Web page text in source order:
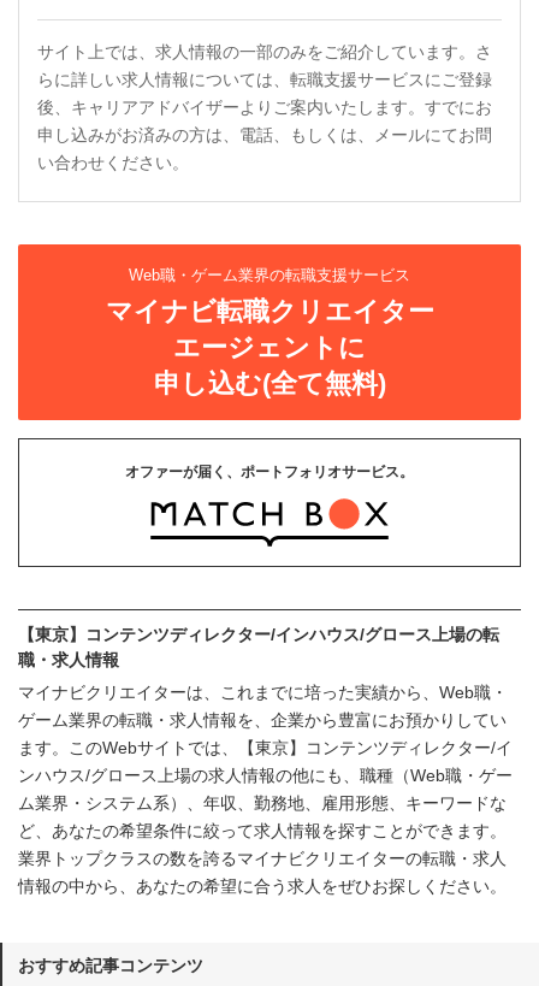
サイト上では、求人情報の一部のみをご紹介しています。さ
らに詳しい求人情報については、転職支援サービスにご登録
後、キャリアアドバイザーよりご案内いたします。すでにお
申し込みがお済みの方は、電話、もしくは、メールにてお問
い合わせください。
Web職・ゲーム業界の転職支援サービス
マイナビ転職クリエイター
エージェントに
申し込む(全て無料)
オファーが届く、ポートフォリオサービス。
【東京】コンテンツディレクター/インハウス/グロース上場の転
職・求人情報
マイナビクリエイターは、これまでに培った実績から、Web職・
ゲーム業界の転職・求人情報を、企業から豊富にお預かりしてい
ます。このWebサイトでは、【東京】コンテンツディレクター/イ
ンハウス/グロース上場の求人情報の他にも、職種（Web職・ゲー
ム業界・システム系）、年収、勤務地、雇用形態、キーワードな
ど、あなたの希望条件に絞って求人情報を探すことができます。
業界トップクラスの数を誇るマイナビクリエイターの転職・求人
情報の中から、あなたの希望に合う求人をぜひお探しください。
おすすめ記事コンテンツ